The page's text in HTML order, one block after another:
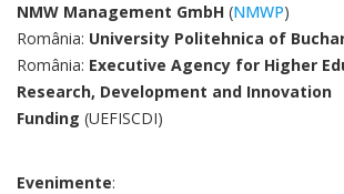
NMW Management GmbH (NMWP)
România: University Politehnica of
România: Executive Agency for Higher
Research, Development and Innovation
Funding (UEFISCDI)
Evenimente: